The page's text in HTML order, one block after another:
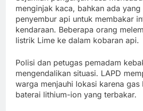
menginjak kaca, bahkan ada
penyembur api untuk membakar
kendaraan. Beberapa orang
listrik Lime ke dalam kobaran api.
Polisi dan petugas pemadam
mengendalikan situasi. LAPD
warga menjauhi lokasi karena gas
baterai lithium-ion yang terbakar.